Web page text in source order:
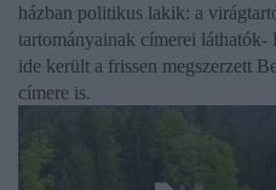
házban politikus lakik: a
tartományainak címerei
ide került a frissen megszerzett
címere is.